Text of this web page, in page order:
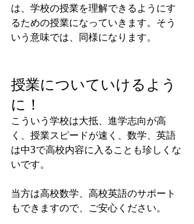
は、学校の授業を理解できるようにす
るための授業になっていきます。そう
いう意味では、同様になります。
授業についていけるよう
に！
こういう学校は大抵、進学志向が高
く、授業スピードが速く、数学、英語
は中3で高校内容に入ることも珍しくな
いです。
当方は高校数学、高校英語のサポート
もできますので、ご安心ください。